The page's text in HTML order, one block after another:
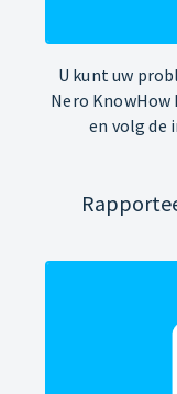
U kunt uw
Nero KnowHow
en volg de